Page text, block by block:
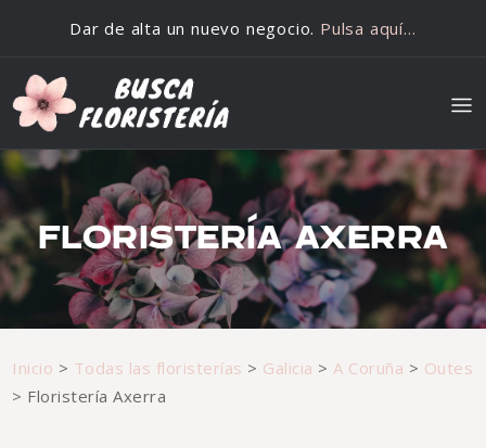
Dar de alta un nuevo negocio. Pulsa aquí…
FLORISTERÍA AXERRA
Inicio > Todas las floristerías > Galicia > A Coruña > Outes
> Floristería Axerra